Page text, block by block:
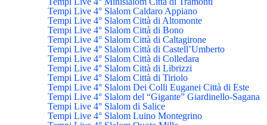
Tempi Live 4° Slalom Caldaro Appiano
Tempi Live 4° Slalom Città di Altomonte
Tempi Live 4° Slalom Città di Bono
Tempi Live 4° Slalom Città di Caltagirone
Tempi Live 4° Slalom Città di Castell’Umberto
Tempi Live 4° Slalom Città di Colledara
Tempi Live 4° Slalom Città di Librizzi
Tempi Live 4° Slalom Città di Tiriolo
Tempi Live 4° Slalom Dei Colli Euganei Città di Este
Tempi Live 4° Slalom del “Gigante” Giardinello-Sagana
Tempi Live 4° Slalom di Salice
Tempi Live 4° Slalom Luino Montegrino